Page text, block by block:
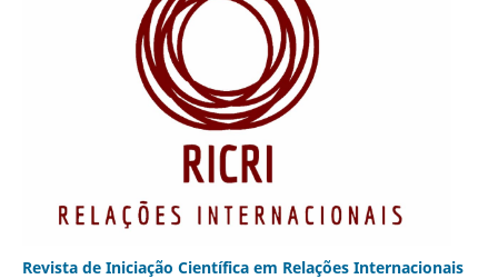
Revista de Iniciação Científica em Relações Internacionais